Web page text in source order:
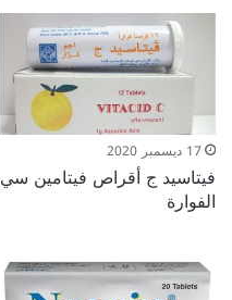
17 ديسمبر 2020
فيتاسيد ج أقراص فيتامين سي
الفوارة